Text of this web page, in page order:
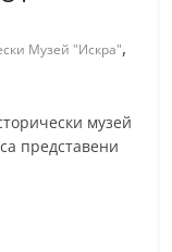
Музей "Искра",
музей
представени